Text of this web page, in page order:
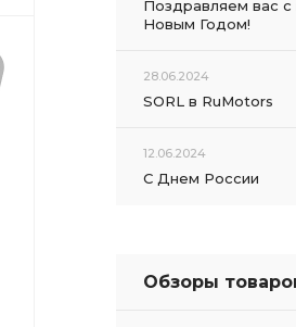
Поздравляем вас
Новым Годом!
28.06.2024
SORL в RuMotors
12.06.2024
С Днем России
Обзоры